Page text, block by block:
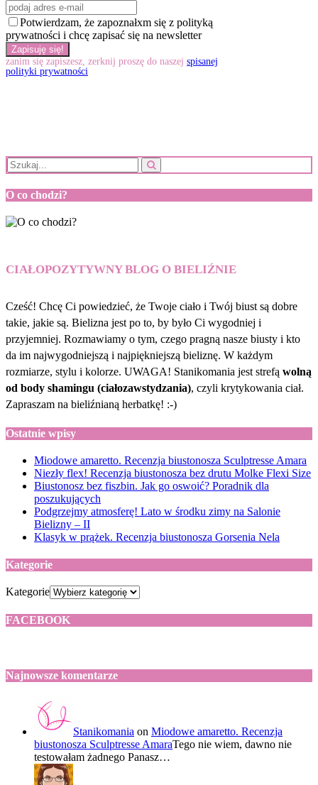
Potwierdzam, że zapoznałxm się z polityką
prywatności i chcę zapisać się na newsletter
zanim się zapiszesz, zerknij proszę do naszej spisanej
polityki prywatności
O co chodzi?
CIAŁOPOZYTYWNY BLOG O BIELIŹNIE
Cześć! Chcę Ci powiedzieć, że Twoje ciało i Twój biust są dobre
takie, jakie są. Bielizna jest po to, by było Ci wygodniej i
przyjemniej. Rozmawiamy o tym, czego pragną nasze biusty i kto
da im najwygodniejszą i najpiękniejszą bieliznę. W każdym
rozmiarze, stylu i kolorze. UWAGA! Stanikomania jest strefą wolną
od body shamingu (ciałozawstydzania), czyli krytykowania ciał.
Zapraszam na bieliźnianą herbatkę! :-)
Ostatnie wpisy
Miodowe amaretto. Recenzja biustonosza Sculptresse Amara
Niezły flex! Recenzja biustonosza bez drutu Molke Flexi Size
Biustonosz bez fiszbin. Jak go oswoić? Poradnik dla
poszukujących
Podgrzejmy atmosferę! Lato w środku zimy na Salonie
Bielizny – II
Klasyk w prążek. Recenzja biustonosza Gorsenia Nela
Kategorie
Kategorie
FACEBOOK
Najnowsze komentarze
Stanikomania on Miodowe amaretto. Recenzja
biustonosza Sculptresse AmaraTego nie wiem, dawno nie
testowałam żadnego Panasz…